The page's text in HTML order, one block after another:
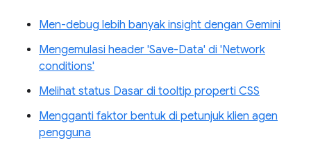
Men-debug lebih banyak insight dengan Gemini
Mengemulasi header 'Save-Data' di 'Network
conditions'
Melihat status Dasar di tooltip properti CSS
Mengganti faktor bentuk di petunjuk klien agen
pengguna